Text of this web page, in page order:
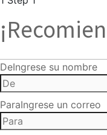
DeIngrese su nombre
ParaIngrese un correo